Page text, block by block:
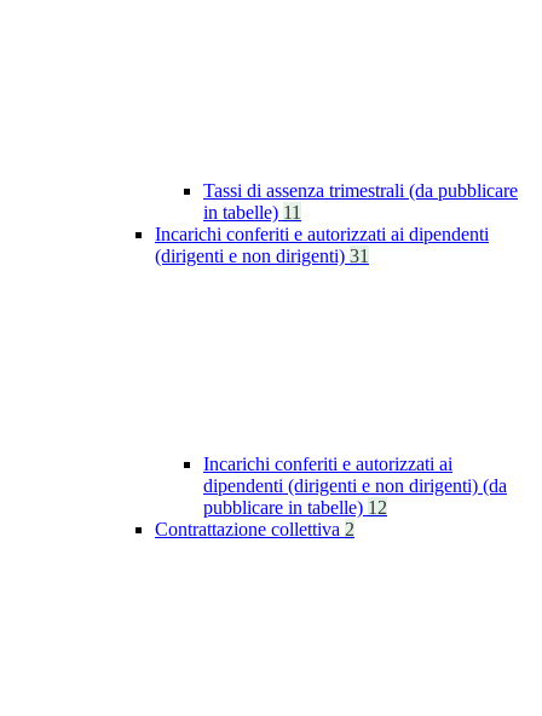
Tassi di assenza trimestrali (da pubblicare
in tabelle) 11
Incarichi conferiti e autorizzati ai dipendenti
(dirigenti e non dirigenti) 31
Incarichi conferiti e autorizzati ai
dipendenti (dirigenti e non dirigenti) (da
pubblicare in tabelle) 12
Contrattazione collettiva 2